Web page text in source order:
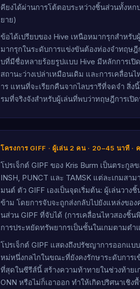
คียงได้ผ่านการโต้ตอบระหว่างชิ้นส่วนทั้งห
ยาย)
ข้อได้เปรียบของ Hive เหนือหมากรุกสำหรั
มากรุกในระดับการแข่งขันต้องท่องจำทฤษฎี
บที่มีชื่อหลายร้อยรูปแบบ Hive มีหลักการเปิ
สถานะว่างเปล่าเหมือนเดิม และการเคลื่อ
าร แทนที่จะเรียกคืนจากไลบรารีที่จดจำ สิ่
รมที่จริงจังสำหรับผู้เล่นที่พบว่าทฤษฎีการเปิ
โครงการ GIFF · ผู้เล่น 2 คน · 20–45 นาที
โปรเจ็กต์ GIPF ของ Kris Burm เป็นตระกูล
INSH, PUNCT และ TAMSK แต่ละเกมสา
มนต์ ตัว GIFF เองเป็นจุดเริ่มต้น: ผู้เล่นวา
ข้าม โดยการจับจะถูกส่งกลับไปยังแหล่งข
นส่วน GIPF ที่จับได้ (การเคลื่อนไหวสองชิ้
การประหยัดทรัพยากรเป็นชั้นในเกมตามตำ
โปรเจ็กต์ GIPF แสดงถึงปรัชญาการออกแบ
หม่หนึ่งกลไกในขณะที่ยังคงรักษาระดับการเ
ที่สุดในซีรีส์นี้ สร้างความท้าทายในช่วงท้าย
ONN หรือไม่ก็เอาออก ทำให้เกิดปริศนาเชิ